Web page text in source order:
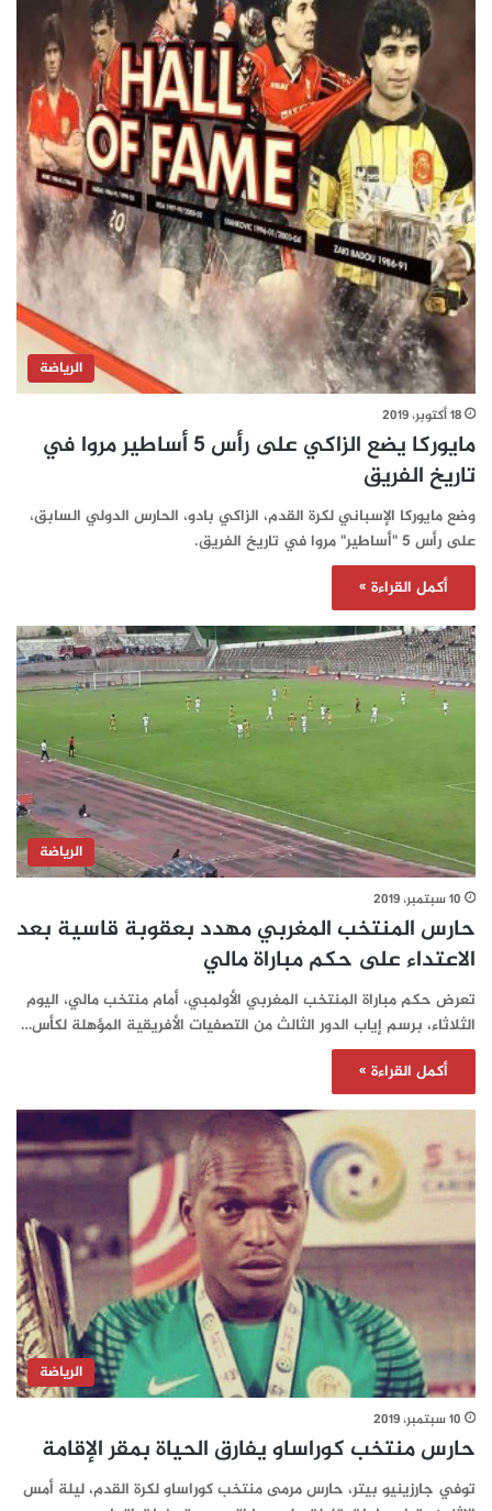
الرياضة
18 أكتوبر، 2019
مايوركا يضع الزاكي على رأس 5 أساطير مروا في
تاريخ الفريق
وضع مايوركا الإسباني لكرة القدم، الزاكي بادو، الحارس الدولي السابق،
على رأس 5 "أساطير" مروا في تاريخ الفريق.
أكمل القراءة »
الرياضة
10 سبتمبر، 2019
حارس المنتخب المغربي مهدد بعقوبة قاسية بعد
الاعتداء على حكم مباراة مالي
تعرض حكم مباراة المنتخب المغربي الأولمبي، أمام منتخب مالي، اليوم
الثلاثاء، برسم إياب الدور الثالث من التصفيات الأفريقية المؤهلة لكأس…
أكمل القراءة »
الرياضة
10 سبتمبر، 2019
حارس منتخب كوراساو يفارق الحياة بمقر الإقامة‎
توفي جارزينيو بيتر، حارس مرمى منتخب كوراساو لكرة القدم، ليلة أمس